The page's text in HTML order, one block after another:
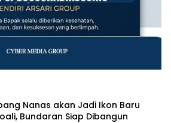
Nanas akan Jadi Ikon Baru
Bundaran Siap Dibangun